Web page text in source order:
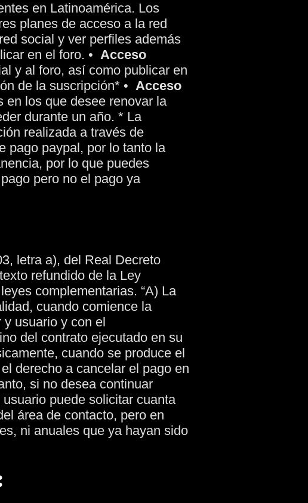
en Latinoamérica. Los
planes de acceso a la red
social y ver perfiles además
en el foro. • Acceso
y al foro, así como publicar en
de la suscripción* • Acceso
en los que desee renovar la
durante un año. * La
realizada a través de
pago paypal, por lo tanto la
por lo que puedes
pero no el pago ya
letra a), del Real Decreto
refundido de la Ley
complementarias. “A) La
cuando comience la
usuario y con el
del contrato ejecutado en su
cuando se produce el
derecho a cancelar el pago en
si no desea continuar
usuario puede solicitar cuanta
área de contacto, pero en
ni anuales que ya hayan sido